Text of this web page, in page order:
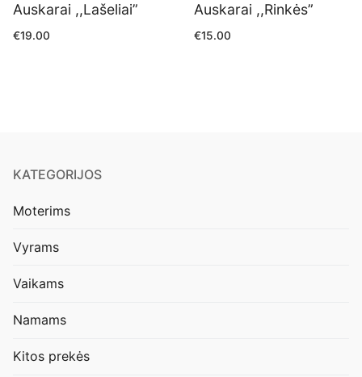
Auskarai ,,Lašeliai”
€19.00
Auskarai ,,Rinkės”
€15.00
KATEGORIJOS
Moterims
Vyrams
Vaikams
Namams
Kitos prekės